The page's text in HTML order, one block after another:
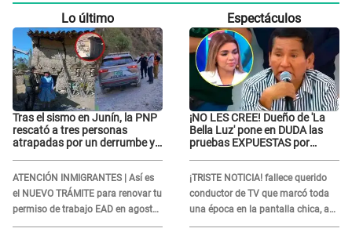
Lo último
Tras el sismo en Junín, la PNP
rescató a tres personas
atrapadas por un derrumbe y
emergencia
ATENCIÓN INMIGRANTES | Así es
el NUEVO TRÁMITE para renovar tu
permiso de trabajo EAD en agosto
del 2026
Espectáculos
¡NO LES CREE! Dueño de 'La
Bella Luz' pone en DUDA las
pruebas EXPUESTAS por
¡TRISTE NOTICIA! fallece querido
conductor de TV que marcó toda
una época en la pantalla chica, así
fue su repentino adiós